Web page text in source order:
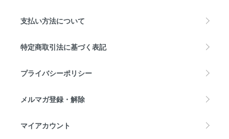
支払い方法について
特定商取引法に基づく表記
プライバシーポリシー
メルマガ登録・解除
マイアカウント